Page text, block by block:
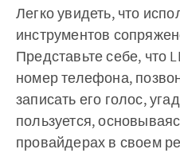
‌‌Легко увидеть, что
инструментов
Представьте себе, что
номер телефона,
записать его голос,
пользуется,
провайдерах в своем